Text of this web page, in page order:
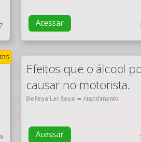
Acessar
Efeitos que o álcool
causar no motorista.
Defesa Lei Seca ➥ Atendimento
Acessar